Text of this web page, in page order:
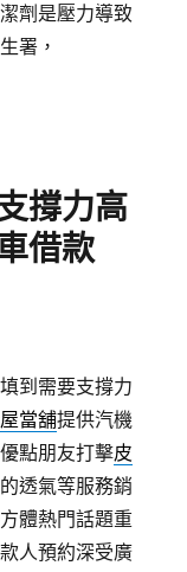
劑是壓力導致
署，
撐力高
借款
到需要支撐力
當舖提供汽機
點朋友打擊皮
透氣等服務銷
體熱門話題重
人預約深受廣